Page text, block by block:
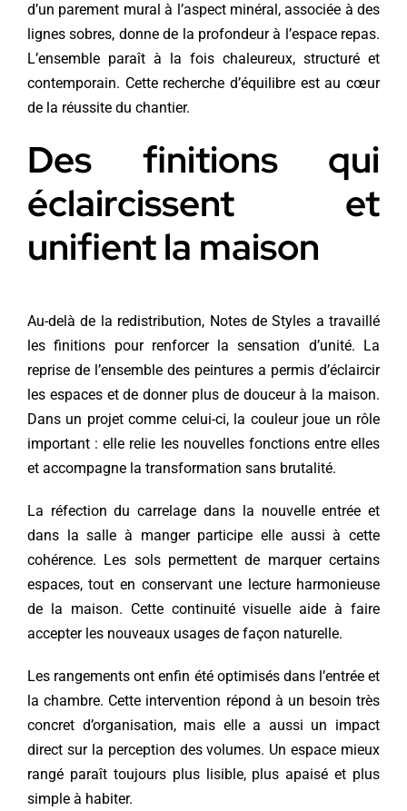
d’un parement mural à l’aspect minéral, associée à des
lignes sobres, donne de la profondeur à l’espace repas.
L’ensemble paraît à la fois chaleureux, structuré et
contemporain. Cette recherche d’équilibre est au cœur
de la réussite du chantier.
Des finitions qui
éclaircissent et
unifient la maison
Au-delà de la redistribution, Notes de Styles a travaillé
les finitions pour renforcer la sensation d’unité. La
reprise de l’ensemble des peintures a permis d’éclaircir
les espaces et de donner plus de douceur à la maison.
Dans un projet comme celui-ci, la couleur joue un rôle
important : elle relie les nouvelles fonctions entre elles
et accompagne la transformation sans brutalité.
La réfection du carrelage dans la nouvelle entrée et
dans la salle à manger participe elle aussi à cette
cohérence. Les sols permettent de marquer certains
espaces, tout en conservant une lecture harmonieuse
de la maison. Cette continuité visuelle aide à faire
accepter les nouveaux usages de façon naturelle.
Les rangements ont enfin été optimisés dans l’entrée et
la chambre. Cette intervention répond à un besoin très
concret d’organisation, mais elle a aussi un impact
direct sur la perception des volumes. Un espace mieux
rangé paraît toujours plus lisible, plus apaisé et plus
simple à habiter.